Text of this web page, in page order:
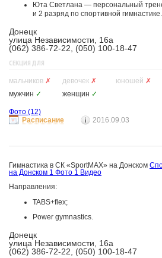
Юта Светлана — персональный
и 2 разряд по спортивной гимнастике.
Донецк
улица Независимости, 16а
(062) 386-72-22, (050) 100-18-47
СЕКЦИЯ ДЛЯ
мальчиков ✗ девочек ✗ юношей ✗
мужчин ✓ женщин ✓
Фото (12)
Расписание
2016.09.03
Гимнастика в СК «SportMAX» на Донском
на Донском 1 Фото 1 Видео
Направления:
TABS+flex;
Power gymnastics.
Донецк
улица Независимости, 16а
(062) 386-72-22, (050) 100-18-47